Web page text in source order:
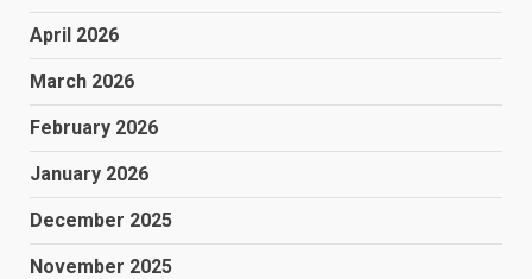
April 2026
March 2026
February 2026
January 2026
December 2025
November 2025